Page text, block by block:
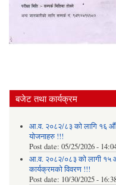
बजेट तथा कार्यक्रम
आ.व. २०८२/८३ को लागि १६ औँ
योजनाहरु !!!
Post date: 05/25/2026 -
आ.व. २०८२/०८३ को लागी १५
कार्यक्रमको विवरण !!!
Post date: 10/30/2025 -